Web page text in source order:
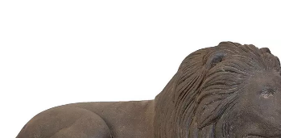
Dekofigur Große Steinfigur Löwe 80 cm
Steinguss/liegender Steinlöwe rechts, Gartenfigur für
Haus und Garten
399,00 €